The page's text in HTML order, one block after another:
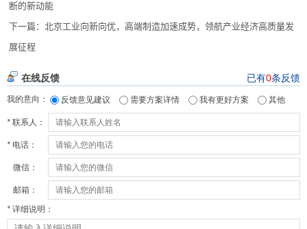
断的新动能
下一篇：北京工业向新向优，高端制造加速成势，领航产业经济高质量发
展征程